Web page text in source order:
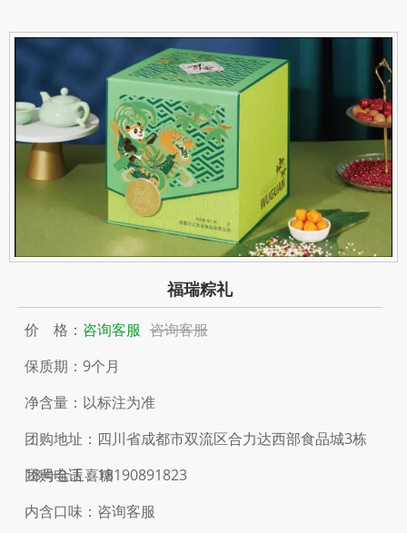
福瑞粽礼
价 格： 咨询客服 咨询客服
保质期：9个月
净含量：以标注为准
团购地址：四川省成都市双流区合力达西部食品城3栋
18号金玉喜糖
团购电话：18190891823
内含口味：咨询客服